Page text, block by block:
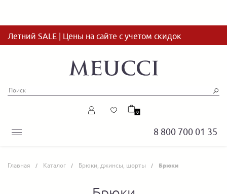
Летний SALE | Цены на сайте с учетом скидок
8 800 700 01 35
0
Главная Каталог Брюки, джинсы, шорты Брюки